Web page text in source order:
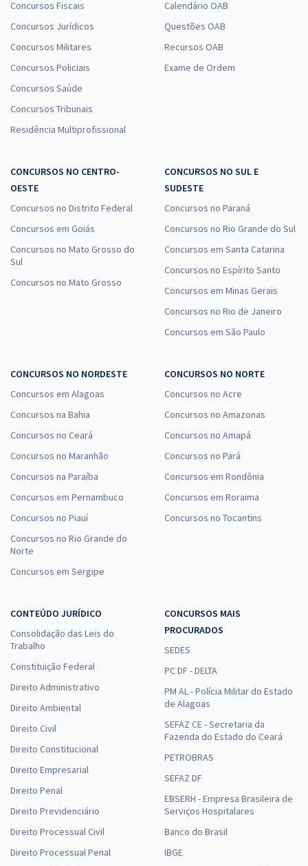
Concursos Fiscais
Concursos Jurídicos
Concursos Militares
Concursos Policiais
Concursos Saúde
Concursos Tribunais
Residência Multiprofissional
Calendário OAB
Questões OAB
Recursos OAB
Exame de Ordem
CONCURSOS NO CENTRO-
OESTE
Concursos no Distrito Federal
Concursos em Goiás
Concursos no Mato Grosso do
Sul
Concursos no Mato Grosso
CONCURSOS NO SUL E
SUDESTE
Concursos no Paraná
Concursos no Rio Grande do Sul
Concursos em Santa Catarina
Concursos no Espírito Santo
Concursos em Minas Gerais
Concursos no Rio de Janeiro
Concursos em São Paulo
CONCURSOS NO NORDESTE
Concursos em Alagoas
Concursos na Bahia
Concursos no Ceará
Concursos no Maranhão
Concursos na Paraíba
Concursos em Pernambuco
Concursos no Piauí
Concursos no Rio Grande do
Norte
Concursos em Sergipe
CONCURSOS NO NORTE
Concursos no Acre
Concursos no Amazonas
Concursos no Amapá
Concursos no Pará
Concursos em Rondônia
Concursos em Roraima
Concursos no Tocantins
CONTEÚDO JURÍDICO
Consolidação das Leis do
Trabalho
Constituição Federal
Direito Administrativo
Direito Ambiental
Direito Civil
Direito Constitucional
Direito Empresarial
Direito Penal
Direito Previdenciário
Direito Processual Civil
Direito Processual Penal
CONCURSOS MAIS
PROCURADOS
SEDES
PC DF - DELTA
PM AL - Polícia Militar do Estado
de Alagoas
SEFAZ CE - Secretaria da
Fazenda do Estado do Ceará
PETROBRAS
SEFAZ DF
EBSERH - Empresa Brasileira de
Serviços Hospitalares
Banco do Brasil
IBGE